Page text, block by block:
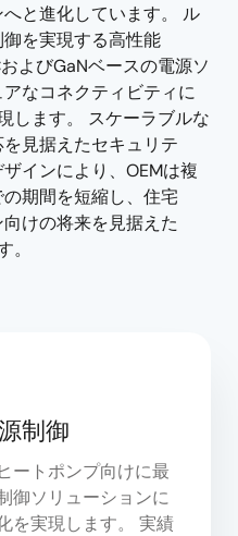
と進化しています。 ル
を実現する高性能
よびGaNベースの電源ソ
なコネクティビティに
します。 スケーラブルな
見据えたセキュリテ
インにより、OEMは複
期間を短縮し、住宅
けの将来を見据えた
制御
ートポンプ向けに最
御ソリューションに
を実現します。 実績